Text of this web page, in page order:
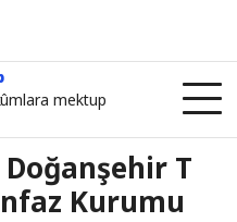
mektup
T
Kurumu